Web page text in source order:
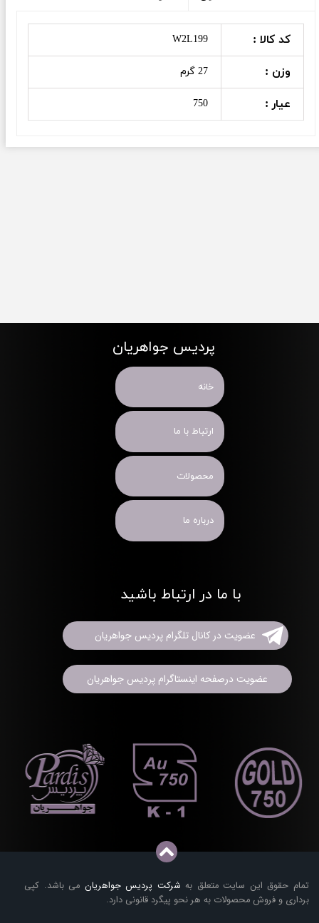
کد کالا : W2L199
وزن : 27 گرم
عیار : 750
تمام حقوق این سایت متعلق به شرکت پردیس جواهریان می باشد. کپی
برداری و فروش محصولات به هر نحو پیگرد قانونی دارد.
پردیس جواهریان
خانه
ارتباط با ما
محصولات
درباره ما
با ما در ارتباط باشید
عضویت در کانال تلگرام پردیس جواهریان
عضویت درصفحه اینستاگرام پردیس جواهریان